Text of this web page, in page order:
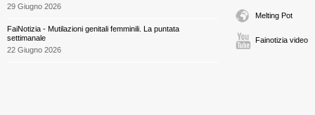
29 Giugno 2026
FaiNotizia - Mutilazioni genitali femminili. La puntata
settimanale
22 Giugno 2026
Melting Pot
Fainotizia video